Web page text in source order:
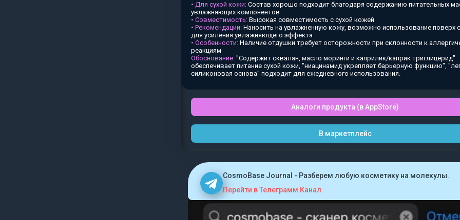
• Для сухой кожи: Состав хорошо подходит благодаря содержанию питательных
увлажняющих компонентов
• Совместимость: Высокая совместимость с сухой кожей
• Рекомендации: Наносить на увлажненную кожу, возможно использование поверх
для усиления увлажняющего эффекта
• Особенности: Наличие отдушки требует осторожности при склонности к
реакциям
Обоснование: "Содержит сквалан, масло моринги и каприлик/каприк триглицерид"
обеспечивает питание сухой кожи, "ниацинамид укрепляет барьерную функцию",
силиконовая основа" подходит для ежедневного использования.
Аналоги продукта (в AppStore)
В маркетплейс
CosmoBase Journal - Разберем любую косметику на молекулы.
Перейти в Телеграмм Канал